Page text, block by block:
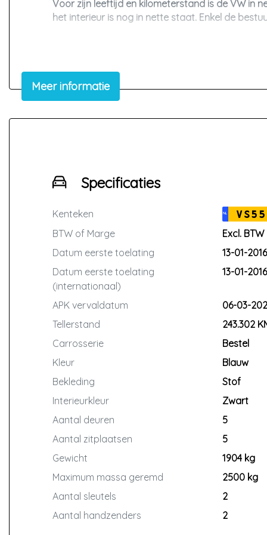
Voor zijn leeftijd en kilometerstand is de VW in
het interieur is nog in nette staat. Enkel de
Dubbele cabine
Trekhaak
Automaat
De Volkswagen Transporter rijdt, remt en
afspraak maken of heeft u een vraag? Stuur
Volkswagen Transporter | Mercedes Vito |
Interesse of vragen?
Whatsapp ✅ 06 119 402 08
Mail 📧 Info@autovanruurd.nl
Telefoon 📞 06 119 402 08
Wij zijn enkel geopend op afspraak. Dit is ook
auto’s op naam zetten en vrijwaren.
Inruil van uw huidige auto is bij ons altijd
Wilt u een auto uit onze collectie financieren?
mogelijkheden!
Wij zijn op enkele minuten van de A6 tussen
RDW-erkend zijn is overschrijven bij ons
Meer informatie
Specificaties
Kenteken NL
BTW of Marge
Excl. BTW
Datum eerste toelating
13-01-2016
Datum eerste toelating
(internationaal)
13-01-2016
APK vervaldatum
06-03-
Tellerstand
243.302
Carrosserie
Bestel
Kleur
Blauw
Bekleding
Stof
Interieurkleur
Zwart
Aantal deuren
5
Aantal zitplaatsen
5
Gewicht
1904 kg
Maximum massa geremd
2500 kg
Aantal sleutels
2
Aantal handzenders
2